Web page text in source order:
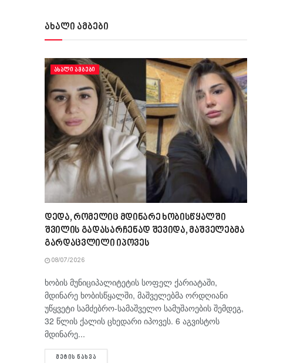
ახალი ამბები
ᲐᲮᲐᲚᲘ ᲐᲛᲑᲔᲑᲘ
დედა, რომელიც მდინარე ხობისწყალში
შვილის გადასარჩენად შევიდა, მაშველებმა
გარდაცვლილი იპოვეს
08/07/2026
ხობის მუნიციპალიტეტის სოფელ ქარიატაში,
მდინარე ხობისწყალში, მაშველებმა ორდღიანი
უწყვეტი სამძებრო-სამაშველო სამუშაოების შემდეგ,
32 წლის ქალის ცხედარი იპოვეს. 6 აგვისტოს
მდინარე...
ᲛᲔᲢᲘᲡ ᲜᲐᲮᲕᲐ